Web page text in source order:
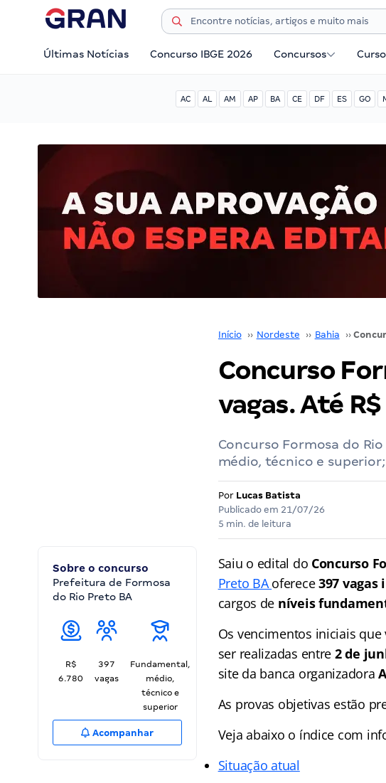
Últimas Notícias Concurso IBGE 2026 Concursos
AC AL AM AP BA CE DF ES GO
Início ›› Nordeste ›› Bahia ››
Concurso
vagas. Até
Concurso Formosa do
médio, técnico e
Por Lucas Batista
Publicado em 21/07/26
5 min. de leitura
Sobre o concurso
Prefeitura de Formosa
do Rio Preto BA
R$
6.780
397
vagas
Fundamental,
médio,
técnico e
superior
Acompanhar
Saiu o edital do Concurso
Preto BAoferece397 vagas
cargos de níveis
Os vencimentos iniciais que
ser realizadas entre 2 de
site da banca organizadora
As provas objetivas estão
Veja abaixo o índice com
Situação atual